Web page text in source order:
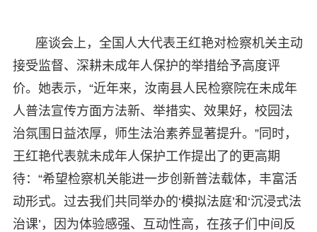
座谈会上，全国人大代表王红艳对检察机关主动
接受监督、深耕未成年人保护的举措给予高度评
价。她表示，“近年来，汝南县人民检察院在未成年
人普法宣传方面方法新、举措实、效果好，校园法
治氛围日益浓厚，师生法治素养显著提升。”同时，
王红艳代表就未成年人保护工作提出了的更高期
待：“希望检察机关能进一步创新普法载体，丰富活
动形式。过去我们共同举办的‘模拟法庭’和‘沉浸式法
治课’，因为体验感强、互动性高，在孩子们中间反